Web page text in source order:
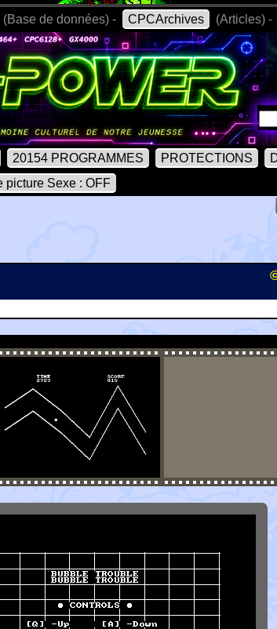
(Base de données) - CPCArchives (Articles) -
20154 PROGRAMMES PROTECTIONS
picture Sexe : OFF